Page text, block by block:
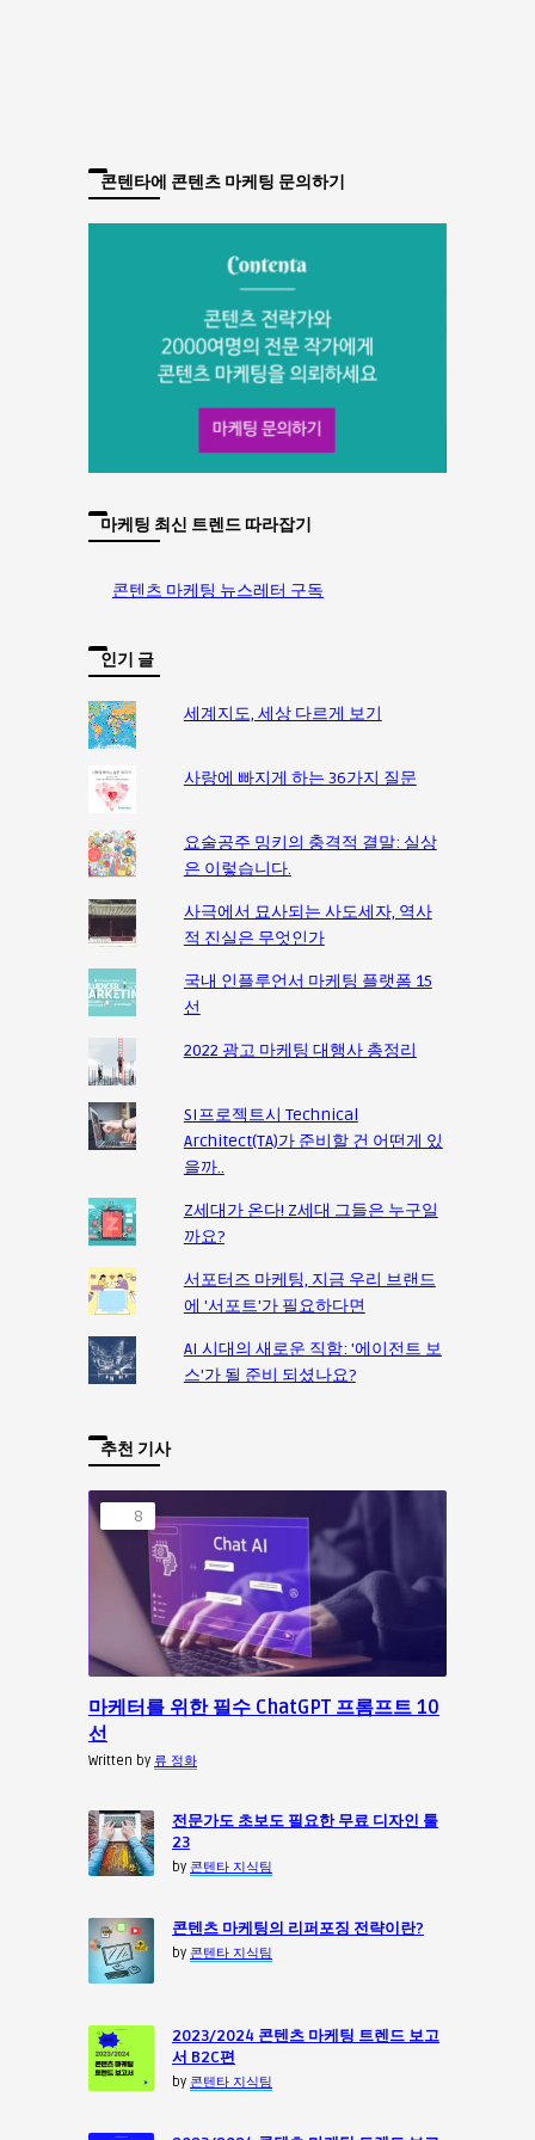
콘텐타에 콘텐츠 마케팅 문의하기
마케팅 최신 트렌드 따라잡기
콘텐츠 마케팅 뉴스레터 구독
인기 글
세계지도, 세상 다르게 보기
사랑에 빠지게 하는 36가지 질문
요술공주 밍키의 충격적 결말: 실상
은 이렇습니다.
사극에서 묘사되는 사도세자, 역사
적 진실은 무엇인가
국내 인플루언서 마케팅 플랫폼 15
선
2022 광고 마케팅 대행사 총정리
SI프로젝트시 Technical
Architect(TA)가 준비할 건 어떤게 있
을까..
Z세대가 온다! Z세대 그들은 누구일
까요?
서포터즈 마케팅, 지금 우리 브랜드
에 '서포트'가 필요하다면
AI 시대의 새로운 직함: '에이전트 보
스'가 될 준비 되셨나요?
추천 기사
8
마케터를 위한 필수 ChatGPT 프롬프트 10
선
Written by 류 정화
전문가도 초보도 필요한 무료 디자인 툴
23
by 콘텐타 지식팀
콘텐츠 마케팅의 리퍼포징 전략이란?
by 콘텐타 지식팀
2023/2024 콘텐츠 마케팅 트렌드 보고
서 B2C편
by 콘텐타 지식팀